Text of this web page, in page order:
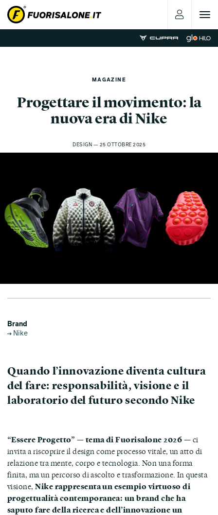
Toggle
MAGAZINE
Progettare il movimento: la
nuova era di Nike
DESIGN — 25 OTTOBRE 2025
Brand
Nike
Quando l’innovazione diventa cultura
del fare: responsabilità, visione e il
laboratorio del futuro secondo Nike
“Essere Progetto” — tema di Fuorisalone 2026— ci
invita a riscoprire il design come processo vitale, un atto di
relazione tra mente, corpo e tecnologia. Non una forma
finita, ma un percorso di ascolto e trasformazione. In questa
visione, Nike rappresenta un esempio virtuoso di
progettualità contemporanea: un brand che ha
saputo fare della ricerca e dell’innovazione un